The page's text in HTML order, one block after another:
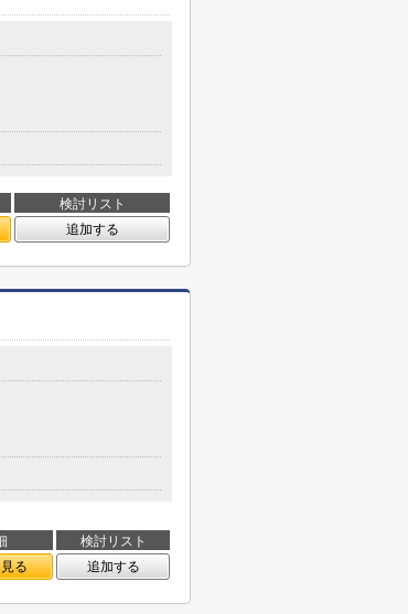
検討リスト
追加する
検討リスト
る 追加する